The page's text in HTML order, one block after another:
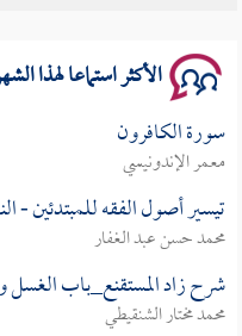
الأكثر استماعا لهذا
سورة الكافرون
معمر الإندونيسي
تيسير أصول الفقه للمبتدئين -
محمد حسن عبد الغفار
شرح زاد المستقنع_باب الغسل
محمد مختار الشنقيطي